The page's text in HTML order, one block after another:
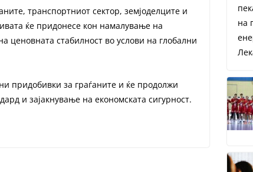
транспортниот сектор, земјоделците и
ќе придонесе кон намалување на
стабилност во услови на глобални
придобивки за граѓаните и ќе продолжи
и зајакнување на економската сигурност.
на